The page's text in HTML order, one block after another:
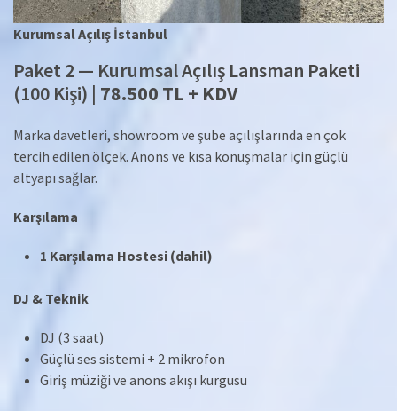
Kurumsal Açılış İstanbul
Paket 2 — Kurumsal Açılış Lansman Paketi
(100 Kişi) | 78.500 TL + KDV
Marka davetleri, showroom ve şube açılışlarında en çok
tercih edilen ölçek. Anons ve kısa konuşmalar için güçlü
altyapı sağlar.
Karşılama
1 Karşılama Hostesi (dahil)
DJ & Teknik
DJ (3 saat)
Güçlü ses sistemi + 2 mikrofon
Giriş müziği ve anons akışı kurgusu